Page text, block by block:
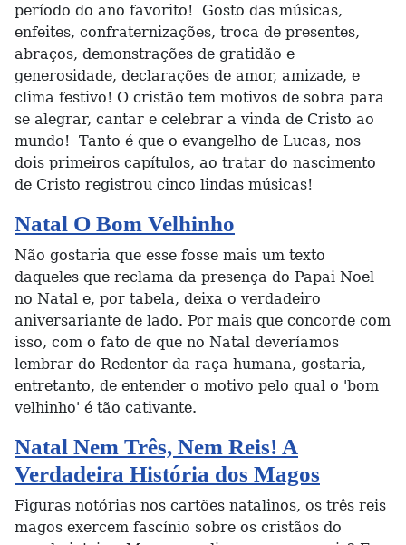
período do ano favorito! Gosto das músicas,
enfeites, confraternizações, troca de presentes,
abraços, demonstrações de gratidão e
generosidade, declarações de amor, amizade, e
clima festivo! O cristão tem motivos de sobra para
se alegrar, cantar e celebrar a vinda de Cristo ao
mundo! Tanto é que o evangelho de Lucas, nos
dois primeiros capítulos, ao tratar do nascimento
de Cristo registrou cinco lindas músicas!
Natal O Bom Velhinho
Não gostaria que esse fosse mais um texto
daqueles que reclama da presença do Papai Noel
no Natal e, por tabela, deixa o verdadeiro
aniversariante de lado. Por mais que concorde com
isso, com o fato de que no Natal deveríamos
lembrar do Redentor da raça humana, gostaria,
entretanto, de entender o motivo pelo qual o 'bom
velhinho' é tão cativante.
Natal Nem Três, Nem Reis! A
Verdadeira História dos Magos
Figuras notórias nos cartões natalinos, os três reis
magos exercem fascínio sobre os cristãos do